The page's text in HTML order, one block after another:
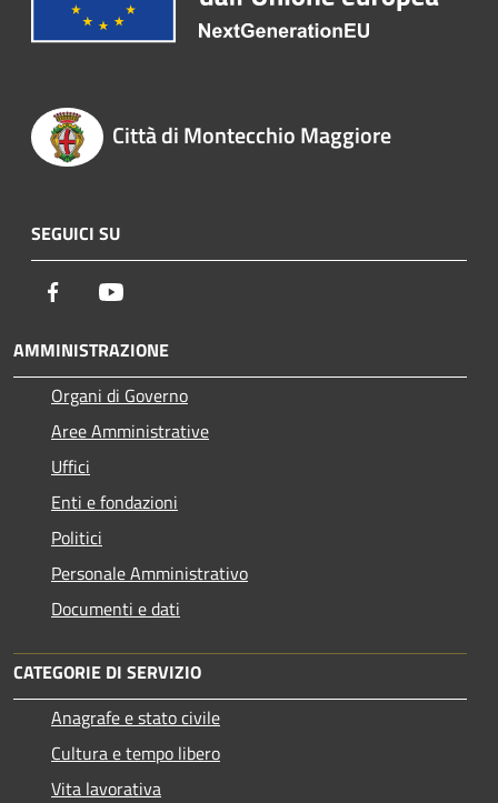
Città di Montecchio Maggiore
SEGUICI SU
Facebook
AMMINISTRAZIONE
Organi di Governo
Aree Amministrative
Uffici
Enti e fondazioni
Politici
Personale Amministrativo
Documenti e dati
CATEGORIE DI SERVIZIO
Anagrafe e stato civile
Cultura e tempo libero
Vita lavorativa